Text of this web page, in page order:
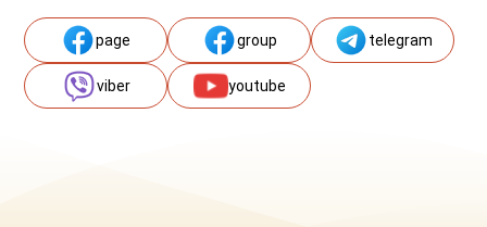
page group telegram
viber youtube